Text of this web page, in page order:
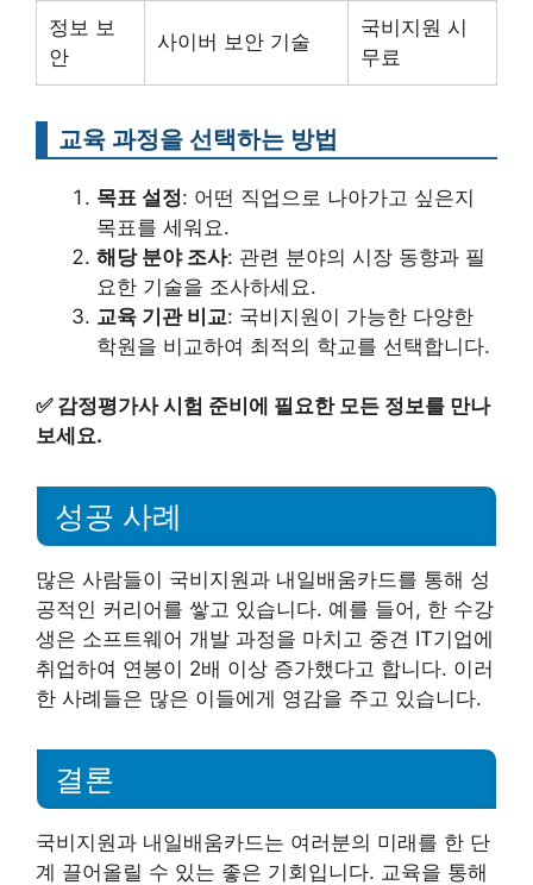
정보 보
안
사이버 보안 기술
국비지원 시
무료
교육 과정을 선택하는 방법
목표 설정: 어떤 직업으로 나아가고 싶은지
목표를 세워요.
해당 분야 조사: 관련 분야의 시장 동향과 필
요한 기술을 조사하세요.
교육 기관 비교: 국비지원이 가능한 다양한
학원을 비교하여 최적의 학교를 선택합니다.
✅ 감정평가사 시험 준비에 필요한 모든 정보를 만나
보세요.
성공 사례
많은 사람들이 국비지원과 내일배움카드를 통해 성
공적인 커리어를 쌓고 있습니다. 예를 들어, 한 수강
생은 소프트웨어 개발 과정을 마치고 중견 IT기업에
취업하여 연봉이 2배 이상 증가했다고 합니다. 이러
한 사례들은 많은 이들에게 영감을 주고 있습니다.
결론
국비지원과 내일배움카드는 여러분의 미래를 한 단
계 끌어올릴 수 있는 좋은 기회입니다. 교육을 통해